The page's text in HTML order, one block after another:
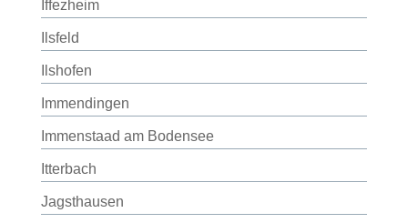
Iffezheim
Ilsfeld
Ilshofen
Immendingen
Immenstaad am Bodensee
Itterbach
Jagsthausen